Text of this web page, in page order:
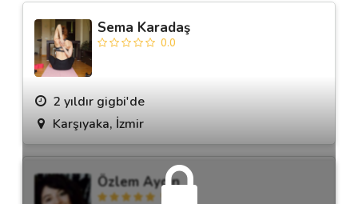
Sema Karadaş
0.0
2 yıldır gigbi'de
Karşıyaka, İzmir
Özlem Aydın
5.0